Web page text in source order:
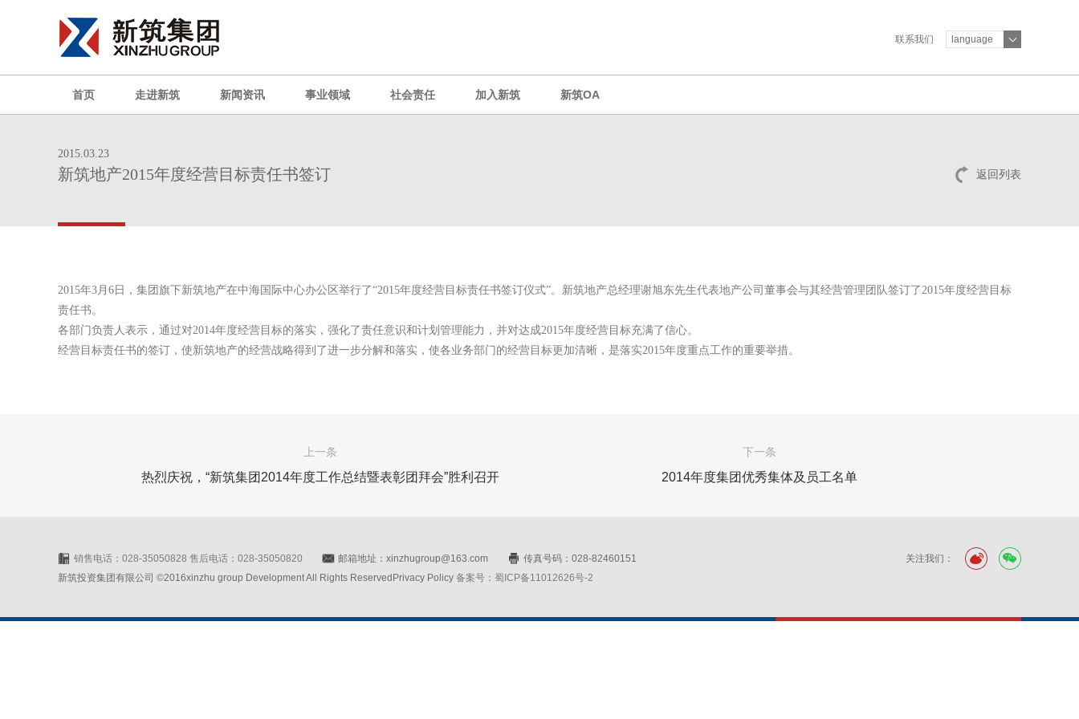
联系我们 language
首页 走进新筑 新闻资讯 事业领域 社会责任 加入新筑 新筑OA
返回列表
2015.03.23
新筑地产2015年度经营目标责任书签订
2015年3月 6 日 ，集团旗下新筑地产在中海国际中心办公区举行了“2015年度经营目标责任书签订仪式”。新筑地产总经理谢旭东先生代表地产公司董事会与其经营管理团队签订了2015年度经营目标
责任书。
各部门负责人表示，通过对2014年度经营目标的落实，强化了责任意识和计划管理能力，并对达成2015年度经营目标充满了信心。
经营目标责任书的签订，使新筑地产的经营战略得到了进一步分解和落实，使各业务部门的经营目标更加清晰，是落实2015年度重点工作的重要举措。
上一条
热烈庆祝，“新筑集团2014年度工作总结暨表彰团拜会”胜利召开
下一条
2014年度集团优秀集体及员工名单
关注我们：
销售电话：028-35050828 售后电话：028-35050820 邮箱地址：xinzhugroup@163.com
传真号码：028-82460151
新筑投资集团有限公司 ©2016xinzhu group Development All Rights ReservedPrivacy Policy 备案号：蜀ICP备11012626号-2